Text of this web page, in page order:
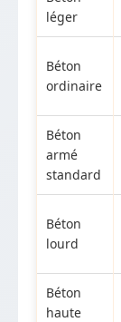
léger
Béton
ordinaire
Béton
armé
standard
Béton
lourd
Béton
haute